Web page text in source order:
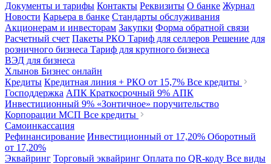
Документы и тарифы Контакты Реквизиты О банке Журнал
Новости Карьера в банке Стандарты обслуживания
Акционерам и инвесторам Закупки Форма обратной связи
Расчетный счет Пакеты РКО Тариф для селлеров Решение для
розничного бизнеса Тариф для крупного бизнеса
ВЭД для бизнеса
Хлынов Бизнес онлайн
Кредиты Кредитная линия + РКО от 15,7% Все кредиты
Господдержка АПК Краткосрочный 9% АПК
Инвестиционный 9% «Зонтичное» поручительство
Корпорации МСП Все кредиты
Самоинкассация
Рефинансирование Инвестиционный от 17,20% Оборотный
от 17,20%
Эквайринг Торговый эквайринг Оплата по QR-коду Все виды